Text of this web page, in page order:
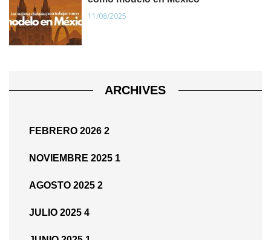
11/08/2025
ARCHIVES
FEBRERO 2026 2
NOVIEMBRE 2025 1
AGOSTO 2025 2
JULIO 2025 4